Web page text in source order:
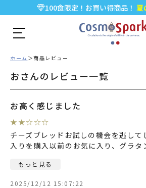
100食限定！お買い得商品！ 夏
5,000円以上のお買い物で全国
新規会員登録で今すぐ使える500ポ
ホーム 商品レビュー
おさんのレビュー一覧
お高く感じました
★ ★☆☆☆
チーズブレッドお試しの機会を逃して
入りを購入以前のお気に入り、グラタ
もっと見る
2025/12/12 15:07:22